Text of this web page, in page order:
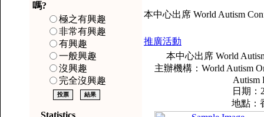
嗎?
極之有興趣
非常有興趣
有興趣
一般興趣
沒興趣
完全沒興趣
Statistics
本中心出席 World Autism
推廣活動
本中心出席 World
主辦機構：World Autism
Autism
日期：
地點：